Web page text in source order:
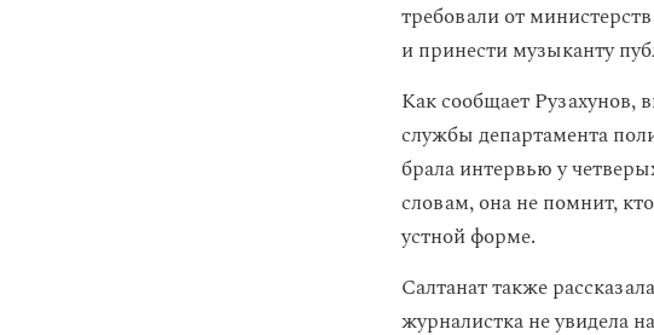
требовали от
и принести музыканту
Как сообщает Рузахунов,
службы департамента
брала интервью у
словам, она не помнит,
устной форме.
Салтанат также
журналистка не увидела